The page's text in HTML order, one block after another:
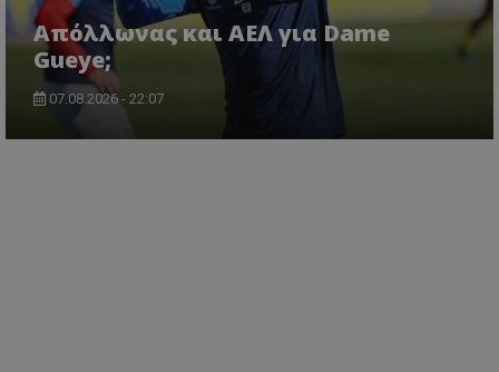
Απόλλωνας και ΑΕΛ για Dame
Gueye;
07.08.2026 - 22:07